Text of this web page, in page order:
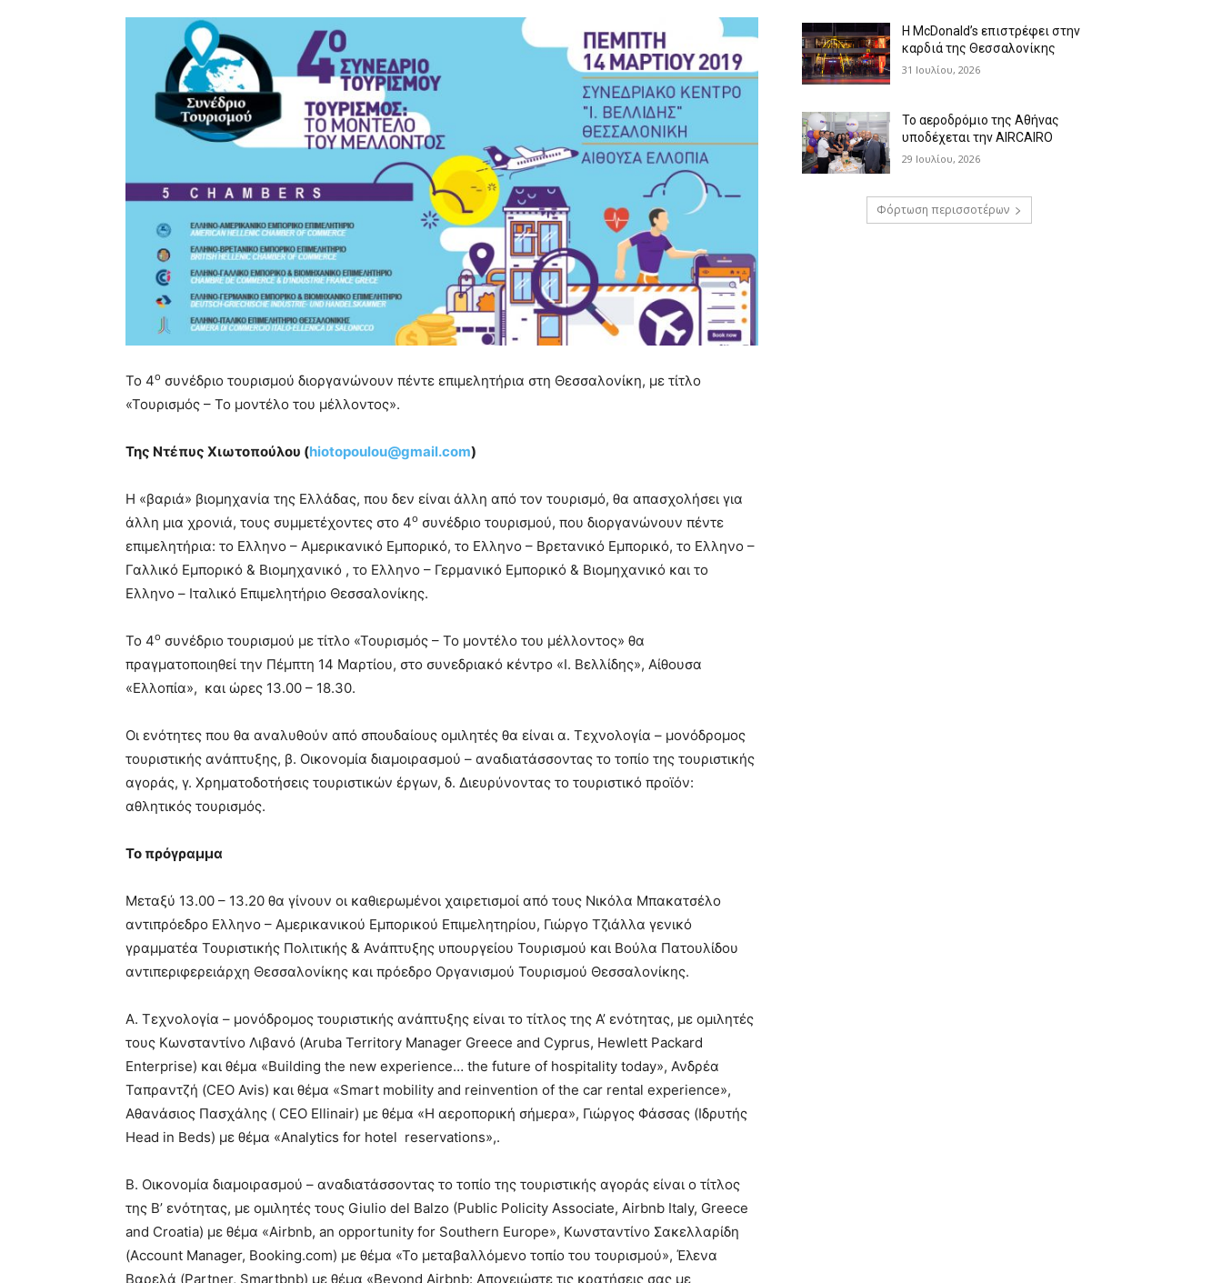
Το 4ο συνέδριο τουρισμού διοργανώνουν πέντε επιμελητήρια στη Θεσσαλονίκη, με τίτλο
«Τουρισμός – Το μοντέλο του μέλλοντος».
Της Ντέπυς Χιωτοπούλου (hiotopoulou@gmail.com)
Η «βαριά» βιομηχανία της Ελλάδας, που δεν είναι άλλη από τον τουρισμό, θα απασχολήσει για
άλλη μια χρονιά, τους συμμετέχοντες στο 4ο συνέδριο τουρισμού, που διοργανώνουν πέντε
επιμελητήρια: το Ελληνο – Αμερικανικό Εμπορικό, το Ελληνο – Βρετανικό Εμπορικό, το Ελληνο –
Γαλλικό Εμπορικό & Βιομηχανικό , το Ελληνο – Γερμανικό Εμπορικό & Βιομηχανικό και το
Ελληνο – Ιταλικό Επιμελητήριο Θεσσαλονίκης.
Το 4ο συνέδριο τουρισμού με τίτλο «Τουρισμός – Το μοντέλο του μέλλοντος» θα
πραγματοποιηθεί την Πέμπτη 14 Μαρτίου, στο συνεδριακό κέντρο «Ι. Βελλίδης», Αίθουσα
«Ελλοπία», και ώρες 13.00 – 18.30.
Οι ενότητες που θα αναλυθούν από σπουδαίους ομιλητές θα είναι α. Τεχνολογία – μονόδρομος
τουριστικής ανάπτυξης, β. Οικονομία διαμοιρασμού – αναδιατάσσοντας το τοπίο της τουριστικής
αγοράς, γ. Χρηματοδοτήσεις τουριστικών έργων, δ. Διευρύνοντας το τουριστικό προϊόν:
αθλητικός τουρισμός.
Το πρόγραμμα
Μεταξύ 13.00 – 13.20 θα γίνουν οι καθιερωμένοι χαιρετισμοί από τους Νικόλα Μπακατσέλο
αντιπρόεδρο Ελληνο – Αμερικανικού Εμπορικού Επιμελητηρίου, Γιώργο Τζιάλλα γενικό
γραμματέα Τουριστικής Πολιτικής & Ανάπτυξης υπουργείου Τουρισμού και Βούλα Πατουλίδου
αντιπεριφερειάρχη Θεσσαλονίκης και πρόεδρο Οργανισμού Τουρισμού Θεσσαλονίκης.
Α. Τεχνολογία – μονόδρομος τουριστικής ανάπτυξης είναι το τίτλος της Α’ ενότητας, με ομιλητές
τους Κωνσταντίνο Λιβανό (Aruba Territory Manager Greece and Cyprus, Hewlett Packard
Enterprise) και θέμα «Building the new experience… the future of hospitality today», Ανδρέα
Ταπραντζή (CEO Avis) και θέμα «Smart mobility and reinvention of the car rental experience»,
Αθανάσιος Πασχάλης ( CEO Ellinair) με θέμα «Η αεροπορική σήμερα», Γιώργος Φάσσας (Ιδρυτής
Head in Beds) με θέμα «Analytics for hotel reservations»,.
Β. Οικονομία διαμοιρασμού – αναδιατάσσοντας το τοπίο της τουριστικής αγοράς είναι ο τίτλος
της Β’ ενότητας, με ομιλητές τους Giulio del Balzo (Public Policity Associate, Airbnb Italy, Greece
and Croatia) με θέμα «Airbnb, an opportunity for Southern Europe», Κωνσταντίνο Σακελλαρίδη
(Account Manager, Booking.com) με θέμα «Το μεταβαλλόμενο τοπίο του τουρισμού», Έλενα
Βαρελά (Partner, Smartbnb) με θέμα «Beyond Airbnb: Απογειώστε τις κρατήσεις σας με
Η McDonald’s επιστρέφει στην
καρδιά της Θεσσαλονίκης
31 Ιουλίου, 2026
Το αεροδρόμιο της Αθήνας
υποδέχεται την AIRCAIRO
29 Ιουλίου, 2026
Φόρτωση περισσοτέρων